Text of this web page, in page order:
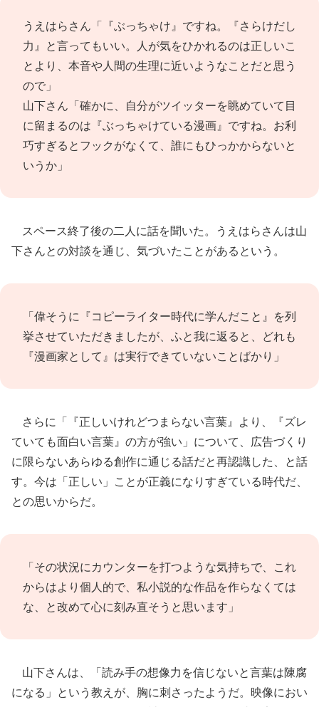
うえはらさん「『ぶっちゃけ』ですね。『さらけだし
力』と言ってもいい。人が気をひかれるのは正しいこ
とより、本音や人間の生理に近いようなことだと思う
ので」
山下さん「確かに、自分がツイッターを眺めていて目
に留まるのは『ぶっちゃけている漫画』ですね。お利
巧すぎるとフックがなくて、誰にもひっかからないと
いうか」
スペース終了後の二人に話を聞いた。うえはらさんは山
下さんとの対談を通じ、気づいたことがあるという。
「偉そうに『コピーライター時代に学んだこと』を列
挙させていただきましたが、ふと我に返ると、どれも
『漫画家として』は実行できていないことばかり」
さらに「『正しいけれどつまらない言葉』より、『ズレ
ていても面白い言葉』の方が強い」について、広告づくり
に限らないあらゆる創作に通じる話だと再認識した、と話
す。今は「正しい」ことが正義になりすぎている時代だ、
との思いからだ。
「その状況にカウンターを打つような気持ちで、これ
からはより個人的で、私小説的な作品を作らなくては
な、と改めて心に刻み直そうと思います」
山下さんは、「読み手の想像力を信じないと言葉は陳腐
になる」という教えが、胸に刺さったようだ。映像におい